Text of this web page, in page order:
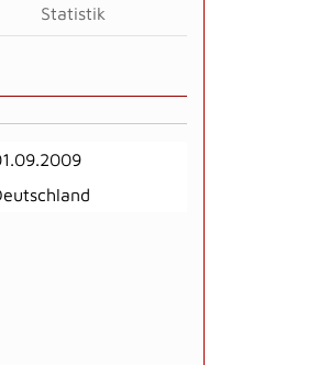
Statistik